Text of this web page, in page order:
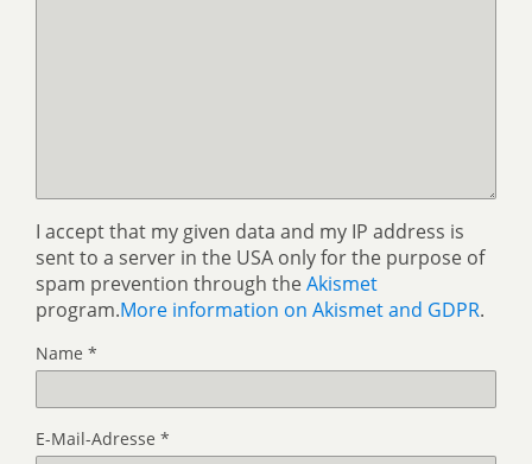
I accept that my given data and my IP address is
sent to a server in the USA only for the purpose of
spam prevention through theAkismet
program.More information on Akismet and GDPR.
Name *
E-Mail-Adresse *